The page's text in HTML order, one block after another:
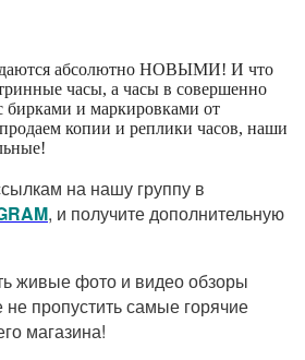
абсолютно НОВЫМИ! И что
часы, а часы в совершенно
бирками и маркировками от
копии и реплики часов, наши
на нашу группу в
, и получите дополнительную
живые фото и видео обзоры
пропустить самые горячие
магазина!